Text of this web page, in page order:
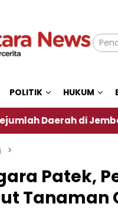
POLITIK HUKUM
di Jember Alami Krisi
Patek,
Tanaman